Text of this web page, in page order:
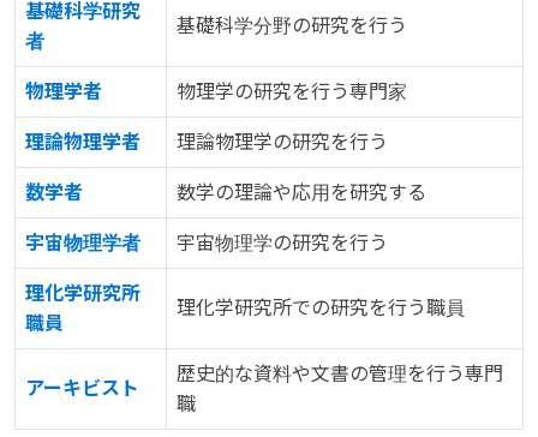
基礎科学研究
者
基礎科学分野の研究を行う
物理学者 物理学の研究を行う専門家
理論物理学者 理論物理学の研究を行う
数学者 数学の理論や応用を研究する
宇宙物理学者 宇宙物理学の研究を行う
理化学研究所
職員
理化学研究所での研究を行う職員
アーキビスト
歴史的な資料や文書の管理を行う専門
職